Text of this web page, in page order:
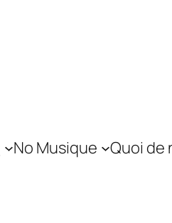
No Musique Quoi de